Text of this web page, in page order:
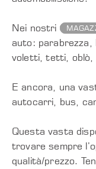
Nei nostri
auto: parabrezza,
voletti, tetti, oblò,
E ancora, una
autocarri, bus,
Questa vasta
trovare sempre
qualità/prezzo.